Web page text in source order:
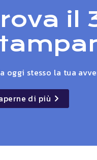
il
oggi stesso la tua
di più